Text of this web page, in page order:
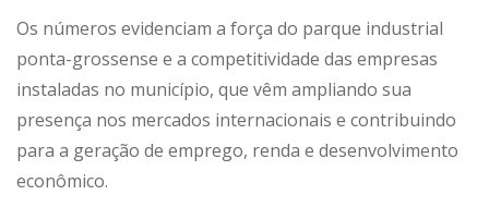
Os números evidenciam a força do parque industrial
ponta-grossense e a competitividade das empresas
instaladas no município, que vêm ampliando sua
presença nos mercados internacionais e contribuindo
para a geração de emprego, renda e desenvolvimento
econômico.